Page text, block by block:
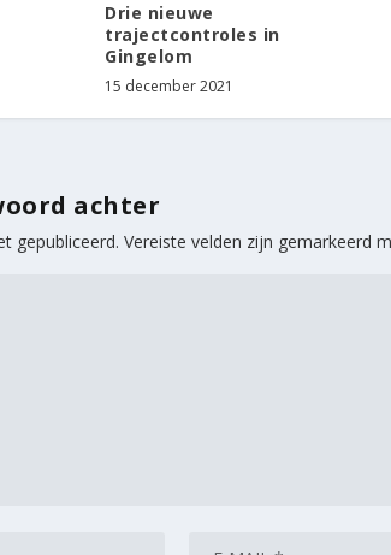
Drie nieuwe
trajectcontroles in
Gingelom
15 december 2021
achter
gepubliceerd. Vereiste velden zijn gemarkeerd